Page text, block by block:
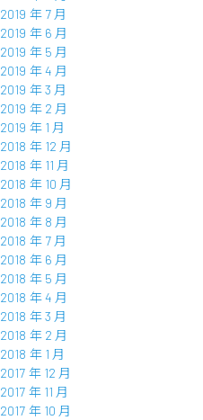
2019 年 7 月
2019 年 6 月
2019 年 5 月
2019 年 4 月
2019 年 3 月
2019 年 2 月
2019 年 1 月
2018 年 12 月
2018 年 11 月
2018 年 10 月
2018 年 9 月
2018 年 8 月
2018 年 7 月
2018 年 6 月
2018 年 5 月
2018 年 4 月
2018 年 3 月
2018 年 2 月
2018 年 1 月
2017 年 12 月
2017 年 11 月
2017 年 10 月